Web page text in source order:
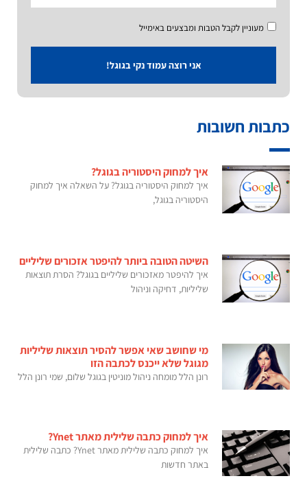
מעוניין לקבל הטבות ומבצעים באימייל
אני רוצה עמוד נקי בגוגל!
כתבות חשובות
איך למחוק היסטוריה בגוגל?
איך למחוק היסטוריה בגוגל? על השאלה איך למחוק
היסטוריה בגוגל,
השיטה הטובה ביותר להיפטר אזכורים שליליים
איך להיפטר מאזכורים שליליים בגוגל? הסרת תוצאות
שליליות, דחיקה וניהול
מי שחושב שאי אפשר להסיר תוצאות שליליות
מגוגל שלא ייכנס לכתבה הזו
רונן הלל מומחה ניהול מוניטין בגוגל שלום, שמי רונן הלל
איך למחוק כתבה שלילית מאתר Ynet?
איך למחוק כתבה שלילית מאתר Ynet? כתבה שלילית
באתר חדשות